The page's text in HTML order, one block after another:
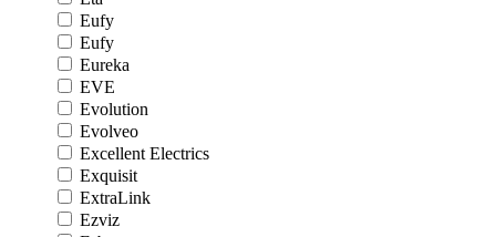
Eufy
Eufy
Eureka
EVE
Evolution
Evolveo
Excellent Electrics
Exquisit
ExtraLink
Ezviz